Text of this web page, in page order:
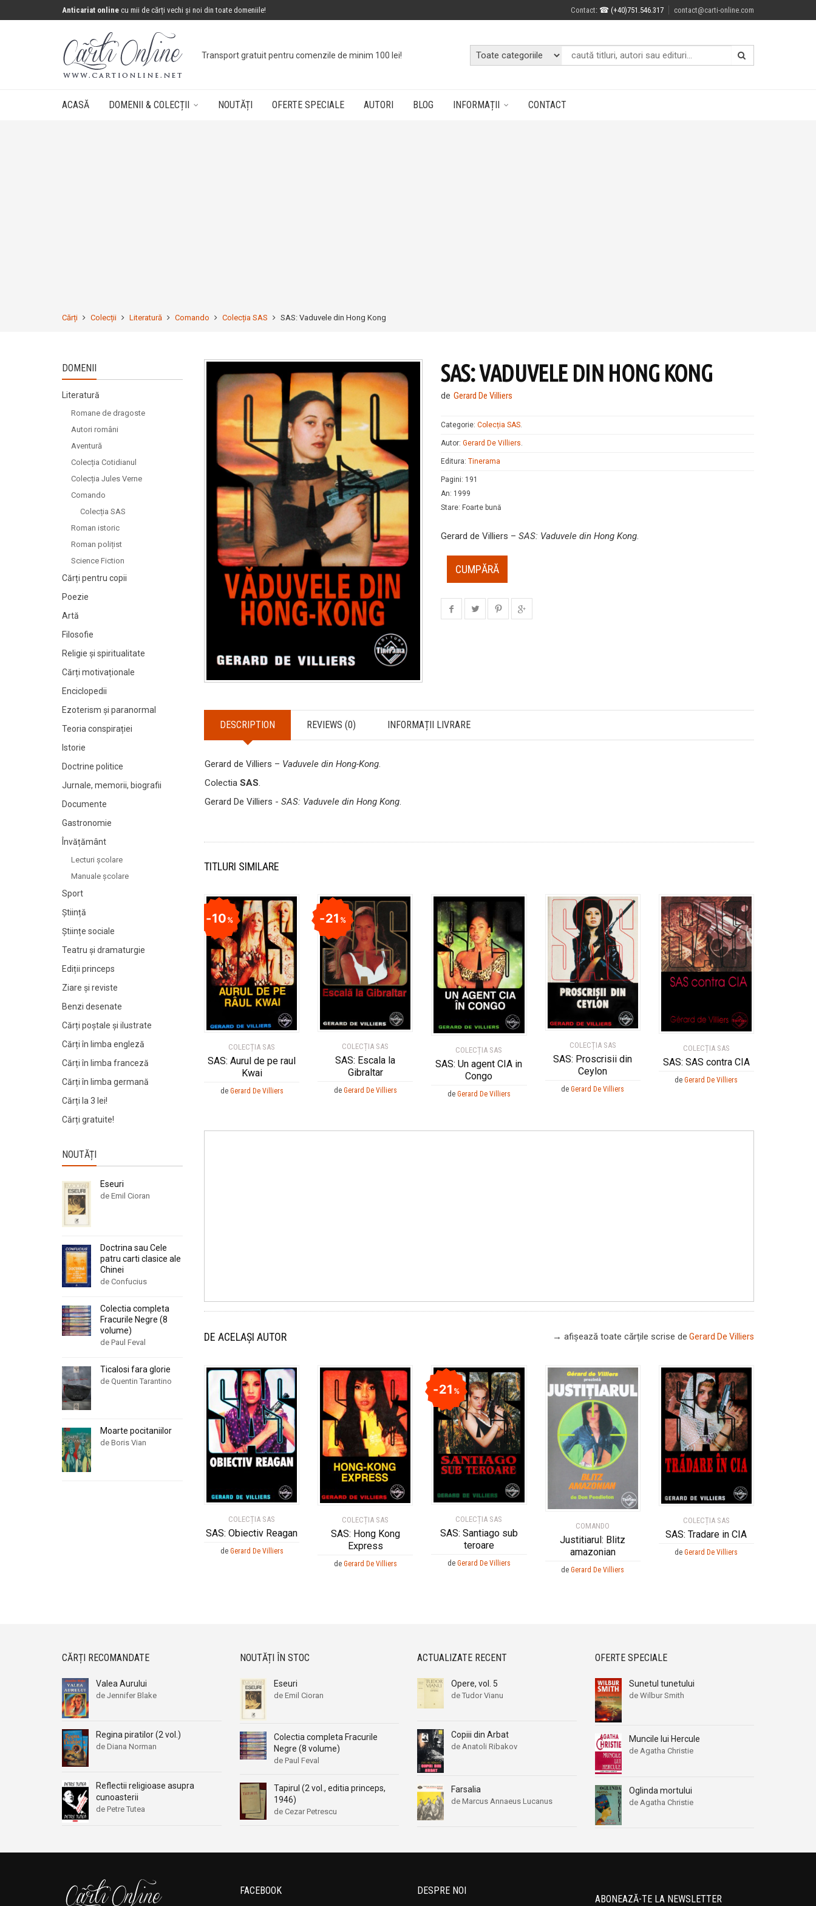
Anticariat online cu mii de cărți vechi și noi din toate domeniile! Contact: ☎ (+40)751.546.317 contact@carti-online.com
Transport gratuit pentru comenzile de minim 100 lei!
ACASĂ DOMENII & COLECȚII NOUTĂȚI OFERTE SPECIALE AUTORI BLOG INFORMAȚII CONTACT
Cărți Colecții Literatură Comando Colecția SAS SAS: Vaduvele din Hong Kong
SAS: VADUVELE DIN HONG KONG
de Gerard De Villiers
Categorie: Colecția SAS.
Autor: Gerard De Villiers.
Editura: Tinerama
Pagini: 191
An: 1999
Stare: Foarte bună
Gerard de Villiers – SAS: Vaduvele din Hong Kong.
CUMPĂRĂ
DESCRIPTION REVIEWS (0) INFORMAȚII LIVRARE
Gerard de Villiers – Vaduvele din Hong-Kong.
Colectia SAS.
Gerard De Villiers - SAS: Vaduvele din Hong Kong.
TITLURI SIMILARE
COLECȚIA SAS
SAS: Aurul de pe raul
Kwai
10%
de Gerard De Villiers
COLECȚIA SAS
SAS: Escala la
Gibraltar
21%
de Gerard De Villiers
COLECȚIA SAS
SAS: Un agent CIA in
Congo
de Gerard De Villiers
COLECȚIA SAS
SAS: Proscrisii din
Ceylon
deGerard De Villiers
COLECȚIA SAS
SAS: SAS contra CIA
deGerard De Villiers
DE ACELAȘI AUTOR → afișează toate cărțile scrise de Gerard De Villiers
COLECȚIA SAS
SAS: Obiectiv Reagan
de Gerard De Villiers
COLECȚIA SAS
SAS: Hong Kong
Express
de Gerard De Villiers
COLECȚIA SAS
SAS: Santiago sub
teroare
21%
de Gerard De Villiers
COMANDO
Justitiarul: Blitz
amazonian
deGerard De Villiers
COLECȚIA SAS
SAS: Tradare in CIA
deGerard De Villiers
DOMENII
Literatură
Romane de dragoste
Autori români
Aventură
Colecția Cotidianul
Colecția Jules Verne
Comando
Colecția SAS
Roman istoric
Roman polițist
Science Fiction
Cărți pentru copii
Poezie
Artă
Filosofie
Religie și spiritualitate
Cărți motivaționale
Enciclopedii
Ezoterism și paranormal
Teoria conspirației
Istorie
Doctrine politice
Jurnale, memorii, biografii
Documente
Gastronomie
Învățământ
Lecturi şcolare
Manuale şcolare
Sport
Știință
Științe sociale
Teatru și dramaturgie
Ediții princeps
Ziare şi reviste
Benzi desenate
Cărți poștale și ilustrate
Cărți în limba engleză
Cărți în limba franceză
Cărți în limba germană
Cărți la 3 lei!
Cărți gratuite!
NOUTĂȚI
Eseuri
de Emil Cioran
Doctrina sau Cele
patru carti clasice ale
Chinei
de Confucius
Colectia completa
Fracurile Negre (8
volume)
de Paul Feval
Ticalosi fara glorie
de Quentin Tarantino
Moarte pocitaniilor
de Boris Vian
CĂRȚI RECOMANDATE
Valea Aurului
de Jennifer Blake
Regina piratilor (2 vol.)
de Diana Norman
Reflectii religioase asupra
cunoasterii
de Petre Tutea
NOUTĂȚI ÎN STOC
Eseuri
de Emil Cioran
Colectia completa Fracurile
Negre (8 volume)
de Paul Feval
Tapirul (2 vol., editia princeps,
1946)
de Cezar Petrescu
ACTUALIZATE RECENT
Opere, vol. 5
de Tudor Vianu
Copiii din Arbat
de Anatoli Ribakov
Farsalia
de Marcus Annaeus Lucanus
OFERTE SPECIALE
Sunetul tunetului
de Wilbur Smith
Muncile lui Hercule
de Agatha Christie
Oglinda mortului
de Agatha Christie
FACEBOOK DESPRE NOI
ABONEAZĂ-TE LA NEWSLETTER